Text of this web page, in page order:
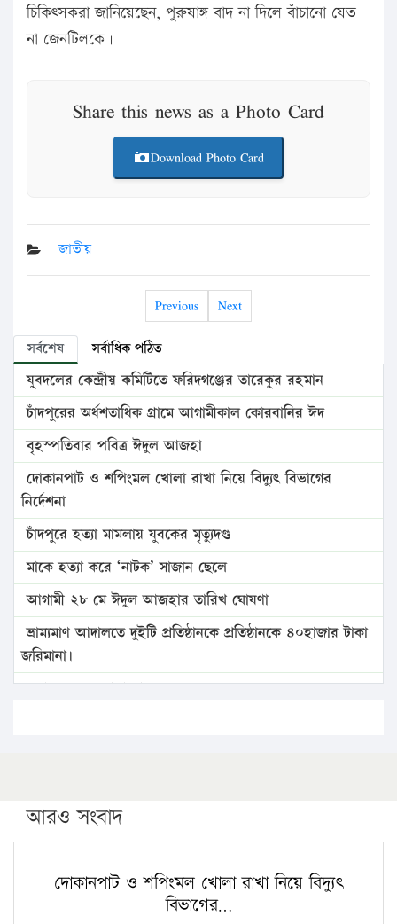
চিকিৎসকরা জানিয়েছেন, পুরুষাঙ্গ বাদ না দিলে বাঁচানো যেত
না জেনটিলকে।
Share this news as a Photo Card
Download Photo Card
জাতীয়
Previous Next
সর্বশেষ সর্বাধিক পঠিত
যুবদলের কেন্দ্রীয় কমিটিতে ফরিদগঞ্জের তারেকুর রহমান
চাঁদপুরের অর্ধশতাধিক গ্রামে আগামীকাল কোরবানির ঈদ
বৃহস্পতিবার পবিত্র ঈদুল আজহা
দোকানপাট ও শপিংমল খোলা রাখা নিয়ে বিদ্যুৎ বিভাগের
নির্দেশনা
চাঁদপুরে হত্যা মামলায় যুবকের মৃত্যুদণ্ড
মাকে হত্যা করে ‘নাটক’ সাজান ছেলে
আগামী ২৮ মে ঈদুল আজহার তারিখ ঘোষণা
ভ্রাম্যমাণ আদালতে দুইটি প্রতিষ্ঠানকে প্রতিষ্ঠানকে ৪০হাজার টাকা
জরিমানা।
এবার লঞ্চের ভাড়া বাড়ল
করছেন কুয়েটের কৃতি…
সারা দেশে বজ্রাঘাতে ১৪ জনের প্রাণহানি
কঠোর হচ্ছে এসএসসি ও এইচএসসি পরীক্ষা
ফরিদগঞ্জে আগুনে পুড়লো ৬ ব্যবসা প্রতিষ্ঠান
আরও সংবাদ
দোকানপাট ও শপিংমল খোলা রাখা নিয়ে বিদ্যুৎ
বিভাগের…